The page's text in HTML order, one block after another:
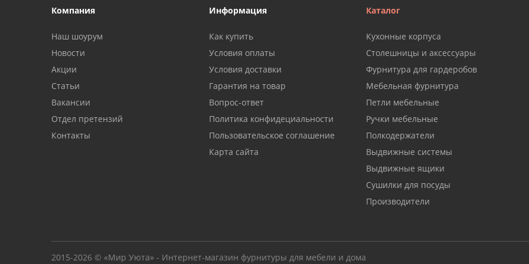
Компания
Наш шоурум
Новости
Акции
Статьи
Вакансии
Отдел претензий
Контакты
Информация
Как купить
Условия оплаты
Условия доставки
Гарантия на товар
Вопрос-ответ
Политика конфидециальности
Пользовательское соглашение
Карта сайта
Каталог
Кухонные корпуса
Столешницы и аксессуары
Фурнитура для гардеробов
Мебельная фурнитура
Петли мебельные
Ручки мебельные
Полкодержатели
Выдвижные системы
Выдвижные ящики
Сушилки для посуды
Производители
2015-2026 © «Мир Уюта» - Интернет-магазин фурнитуры для мебели и дома